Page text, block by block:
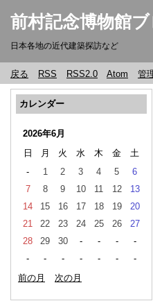
前村記念博物館
日本各地の近代建築探訪など
戻る RSS RSS2.0 Atom 管
カレンダー
2026年6月
日
月 火 水 木 金
土
-
1 2 3 4 5
6
7
8 9 10 11 12
13
14
15 16 17 18 19
20
21
22 23 24 25 26
27
28
29 30 - - -
-
-
- - - - -
-
前の月
次の月